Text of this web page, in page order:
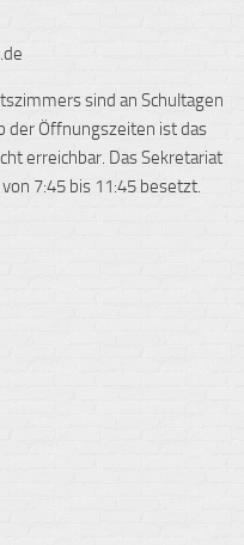
sind an Schultagen
der Öffnungszeiten ist das
erreichbar. Das Sekretariat
7:45 bis 11:45 besetzt.